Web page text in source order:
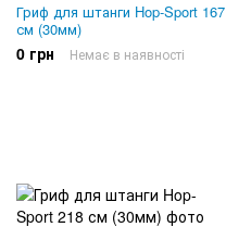
Гриф для штанги Hop-Sport 167
см (30мм)
0 грн Немає в наявності